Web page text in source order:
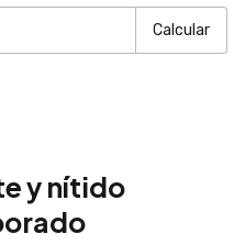
Calcular
y nítido